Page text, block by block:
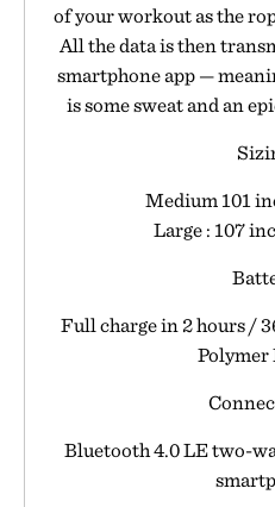
of your workout as the
All the data is then
smartphone app —
is some sweat and an
Medium 101
Large : 107
Full charge in 2 hours /
Polymer
Bluetooth 4.0 LE two-